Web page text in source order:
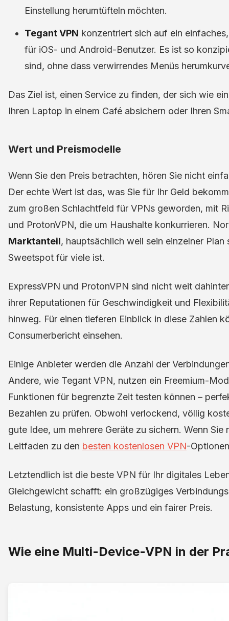
Einstellung herumtüfteln möchten.
Tegant VPN konzentriert sich auf ein
für iOS- und Android-Benutzer. Es ist so
sind, ohne dass verwirrendes Menüs
Das Ziel ist, einen Service zu finden, der sich wie
Ihren Laptop in einem Café absichern oder Ihren
Wert und Preismodelle
Wenn Sie den Preis betrachten, hören Sie nicht
Der echte Wert ist das, was Sie für Ihr Geld
zum großen Schlachtfeld für VPNs geworden, mit
und ProtonVPN, die um Haushalte konkurrieren.
Marktanteil, hauptsächlich weil sein einzelner
Sweetspot für viele ist.
ExpressVPN und ProtonVPN sind nicht weit
ihrer Reputationen für Geschwindigkeit und
hinweg. Für einen tieferen Einblick in diese Zahlen
Consumerbericht einsehen.
Einige Anbieter werden die Anzahl der
Andere, wie Tegant VPN, nutzen ein Freemium-
Funktionen für begrenzte Zeit testen können –
Bezahlen zu prüfen. Obwohl verlockend, völlig
gute Idee, um mehrere Geräte zu sichern. Wenn
Leitfaden zu den besten kostenlosen VPN-
Letztendlich ist die beste VPN für Ihr digitales
Gleichgewicht schafft: ein großzügiges
Belastung, konsistente Apps und ein fairer Preis.
Wie eine Multi-Device-VPN in der